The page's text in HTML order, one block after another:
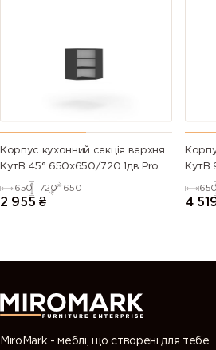
Корпус кухонний секцiя верхня
КутВ 45° 650х650/720 1дв Pro
650 720 650
2 955 ₴
КутВ
650
4
MiroMark - меблі, що створені для тебе